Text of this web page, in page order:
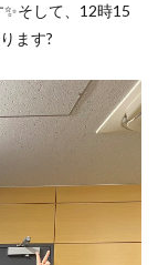
そして、12時15
ます?